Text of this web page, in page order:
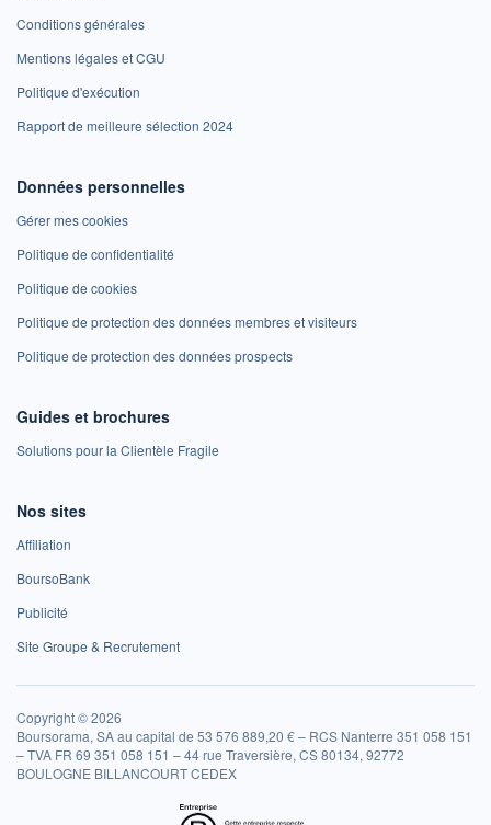
Conditions générales
Mentions légales et CGU
Politique d'exécution
Rapport de meilleure sélection 2024
Données personnelles
Gérer mes cookies
Politique de confidentialité
Politique de cookies
Politique de protection des données membres et visiteurs
Politique de protection des données prospects
Guides et brochures
Solutions pour la Clientèle Fragile
Nos sites
Affiliation
BoursoBank
Publicité
Site Groupe & Recrutement
Copyright © 2026
Boursorama, SA au capital de 53 576 889,20 € – RCS Nanterre 351 058 151
– TVA FR 69 351 058 151 – 44 rue Traversière, CS 80134, 92772
BOULOGNE BILLANCOURT CEDEX